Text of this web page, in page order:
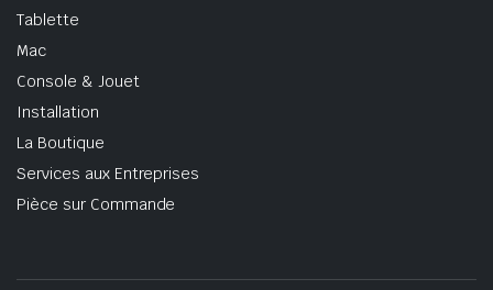
Tablette
Mac
Console & Jouet
Installation
La Boutique
Services aux Entreprises
Pièce sur Commande